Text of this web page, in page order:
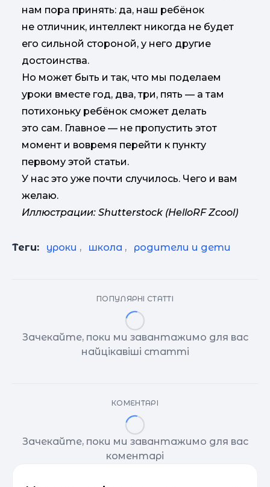
нам пора принять: да, наш ребёнок
не отличник, интеллект никогда не будет
его сильной стороной, у него другие
достоинства.
Но может быть и так, что мы поделаем
уроки вместе год, два, три, пять — а там
потихоньку ребёнок сможет делать
это сам. Главное — не пропустить этот
момент и вовремя перейти к пункту
первому этой статьи.
У нас это уже почти случилось. Чего и вам
желаю.
Иллюстрации: Shutterstock (HelloRF Zcool)
Теги: уроки , школа , родители и дети
ПОПУЛЯРНІ СТАТТІ
Зачекайте, поки ми завантажимо для вас
найцікавіші статті
КОМЕНТАРІ
Зачекайте, поки ми завантажимо для вас
коментарі